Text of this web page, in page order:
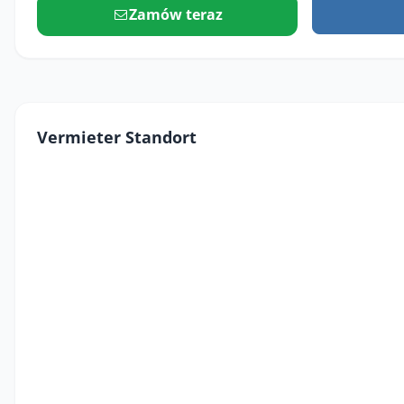
Zamów teraz
Vermieter Standort